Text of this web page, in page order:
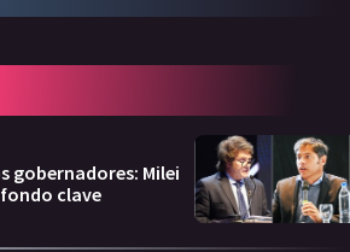
gobernadores: Milei
clave